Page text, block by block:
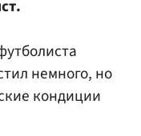
немного, но
кондиции